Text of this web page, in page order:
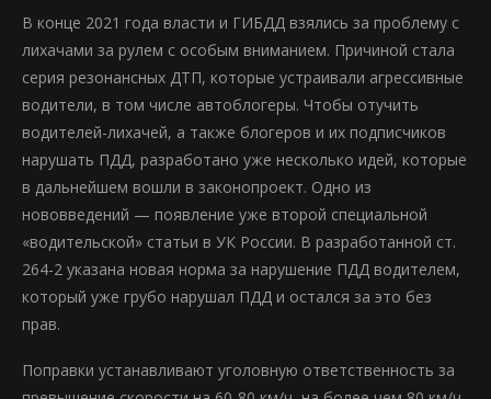
В конце 2021 года власти и ГИБДД взялись за проблему с
лихачами за рулем с особым вниманием. Причиной стала
серия резонансных ДТП, которые устраивали агрессивные
водители, в том числе автоблогеры. Чтобы отучить
водителей-лихачей, а также блогеров и их подписчиков
нарушать ПДД, разработано уже несколько идей, которые
в дальнейшем вошли в законопроект. Одно из
нововведений — появление уже второй специальной
«водительской» статьи в УК России. В разработанной ст.
264-2 указана новая норма за нарушение ПДД водителем,
который уже грубо нарушал ПДД и остался за это без
прав.
Поправки устанавливают уголовную ответственность за